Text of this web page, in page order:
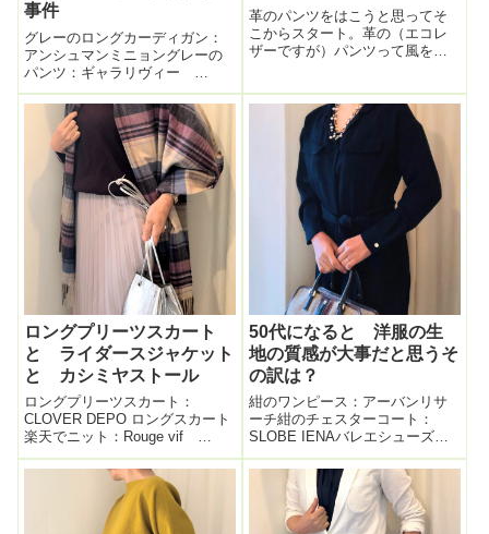
事件
グレーのロングカーディガン：
アンシュマンミニョングレーの
パンツ：ギャラリヴィー
tomorrowlandレースのインナ
ー：ガラリラガランテ黒のファ
ーバッグ：ADMJシルバーバレエ
シューズ：ポワソンショコラ本
日のロングカーデ、ウール１０
０％の...
革のパンツをはこうと思ってそ
こからスタート。革の（エコレ
ザーですが）パンツって風を通
に紺のジャケットで。そうする
と中はタートルのボーダーのカ
ットソーがしっくりきた。この
ボーダー、色がグ...
ロングプリーツスカート
と ライダースジャケット
と カシミヤストール
ロングプリーツスカート：
CLOVER DEPO ロングスカート
楽天でニット：Rouge vif
GLADDで靴：オディットエオデ
ィールバッグ：MARCO MASI
FLAGSHOPカシミヤストール：
ローズアイル ジョンストンズ
さすがに１１...
50代になると 洋服の生
地の質感が大事だと思うそ
の訳は？
紺のワンピース：アーバンリサ
ーチ紺のチェスターコート：
SLOBE IENAバレエシューズ：
maresophisバッグ：TORY
BURCHグレーのチェックストー
ル：EDWARDBROWN本日お仕
事コーデ。紺のテロンとした素
材の襟付きワンピー...